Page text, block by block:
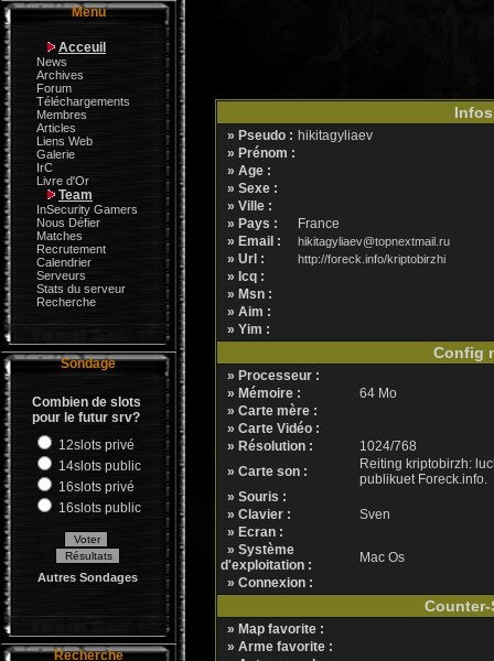
Menu
Acceuil
News
Archives
Forum
Téléchargements
Membres
Articles
Liens Web
Galerie
IrC
Livre d'Or
Team
InSecurity Gamers
Nous Défier
Matches
Recrutement
Calendrier
Serveurs
Stats du serveur
Recherche
Sondage
Combien de slots
pour le futur srv?
12slots privé
14slots public
16slots privé
16slots public
Autres Sondages
Recherche
» Pseudo : hikitagyliaev
» Prénom :
» Age :
» Sexe :
» Ville :
» Pays :
France
» Email :
hikitagyliaev@topnextmail.ru
» Url : http://foreck.info/kriptobirzhi
» Icq :
» Msn :
» Aim :
» Yim :
Config
» Processeur :
» Mémoire :
64 Mo
» Carte mère :
» Carte Vidéo :
» Résolution :
1024/768
» Carte son :
Reiting kriptobirzh:
publikuet Foreck.info.
» Souris :
» Clavier :
Sven
» Ecran :
» Système
d'exploitation :
Mac Os
» Connexion :
Counter-
» Map favorite :
» Arme favorite :